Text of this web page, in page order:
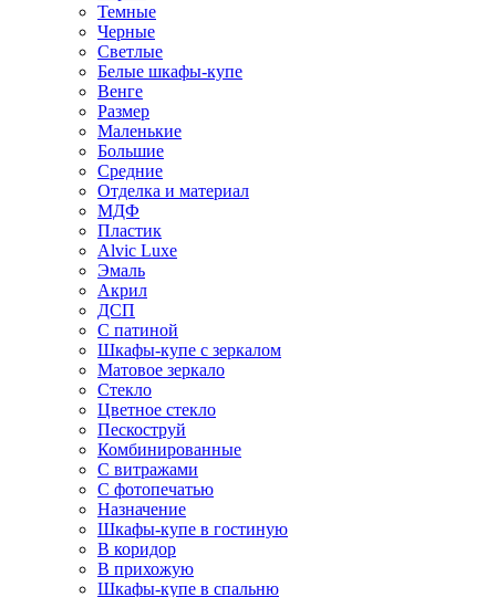
Темные
Черные
Светлые
Белые шкафы-купе
Венге
Размер
Маленькие
Большие
Средние
Отделка и материал
МДФ
Пластик
Alvic Luxe
Эмаль
Акрил
ДСП
С патиной
Шкафы-купе с зеркалом
Матовое зеркало
Стекло
Цветное стекло
Пескоструй
Комбинированные
С витражами
С фотопечатью
Назначение
Шкафы-купе в гостиную
В коридор
В прихожую
Шкафы-купе в спальню